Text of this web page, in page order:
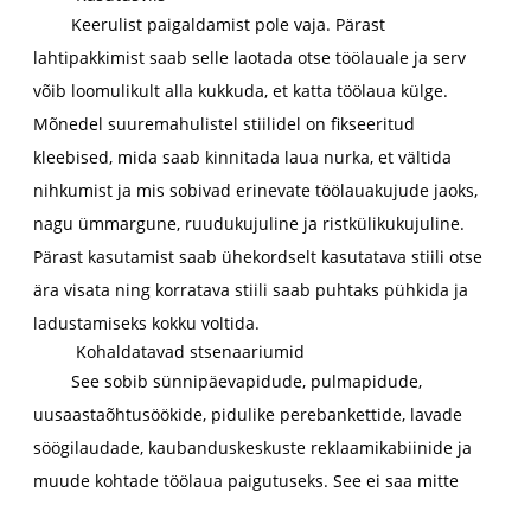
Keerulist paigaldamist pole vaja. Pärast
lahtipakkimist saab selle laotada otse töölauale ja serv
võib loomulikult alla kukkuda, et katta töölaua külge.
Mõnedel suuremahulistel stiilidel on fikseeritud
kleebised, mida saab kinnitada laua nurka, et vältida
nihkumist ja mis sobivad erinevate töölauakujude jaoks,
nagu ümmargune, ruudukujuline ja ristkülikukujuline.
Pärast kasutamist saab ühekordselt kasutatava stiili otse
ära visata ning korratava stiili saab puhtaks pühkida ja
ladustamiseks kokku voltida.
Kohaldatavad stsenaariumid
See sobib sünnipäevapidude, pulmapidude,
uusaastaõhtusöökide, pidulike perebankettide, lavade
söögilaudade, kaubanduskeskuste reklaamikabiinide ja
muude kohtade töölaua paigutuseks. See ei saa mitte